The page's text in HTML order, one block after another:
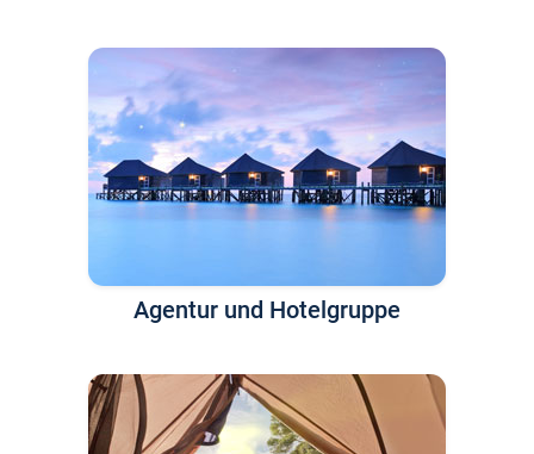
Agentur und Hotelgruppe